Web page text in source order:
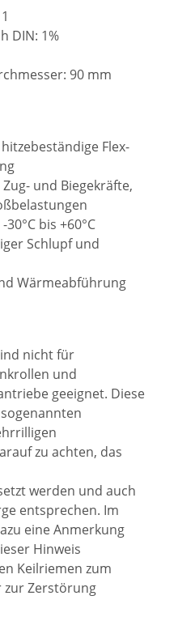
DIN: 1%
90 mm
Flex-
und Biegekräfte,
bis +60°C
Schlupf und
Wärmeabführung
nicht für
und
geeignet. Diese
zu achten, das
werden und auch
entsprechen. Im
eine Anmerkung
Hinweis
Keilriemen zum
zur Zerstörung